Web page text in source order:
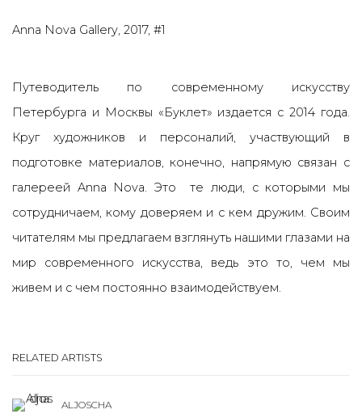
Anna Nova Gallery, 2017, #1
Путеводитель по современному искусству
Петербурга и Москвы «Буклет» издается с 2014 года.
Круг художников и персоналий, участвующий в
подготовке материалов, конечно, напрямую связан с
галереей Anna Nova. Это те люди, с которыми мы
сотрудничаем, кому доверяем и с кем дружим. Своим
читателям мы предлагаем взглянуть нашими глазами на
мир современного искусства, ведь это то, чем мы
живем и с чем постоянно взаимодействуем.
RELATED ARTISTS
ALJOSCHA